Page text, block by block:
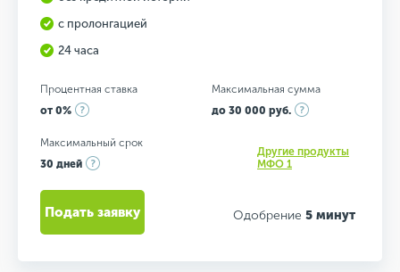
с пролонгацией
24 часа
Процентная ставка
от 0%
Максимальная сумма
до 30 000 руб.
Максимальный срок
30 дней
Другие продукты
МФО 1
Одобрение 5 минут
Подать заявку